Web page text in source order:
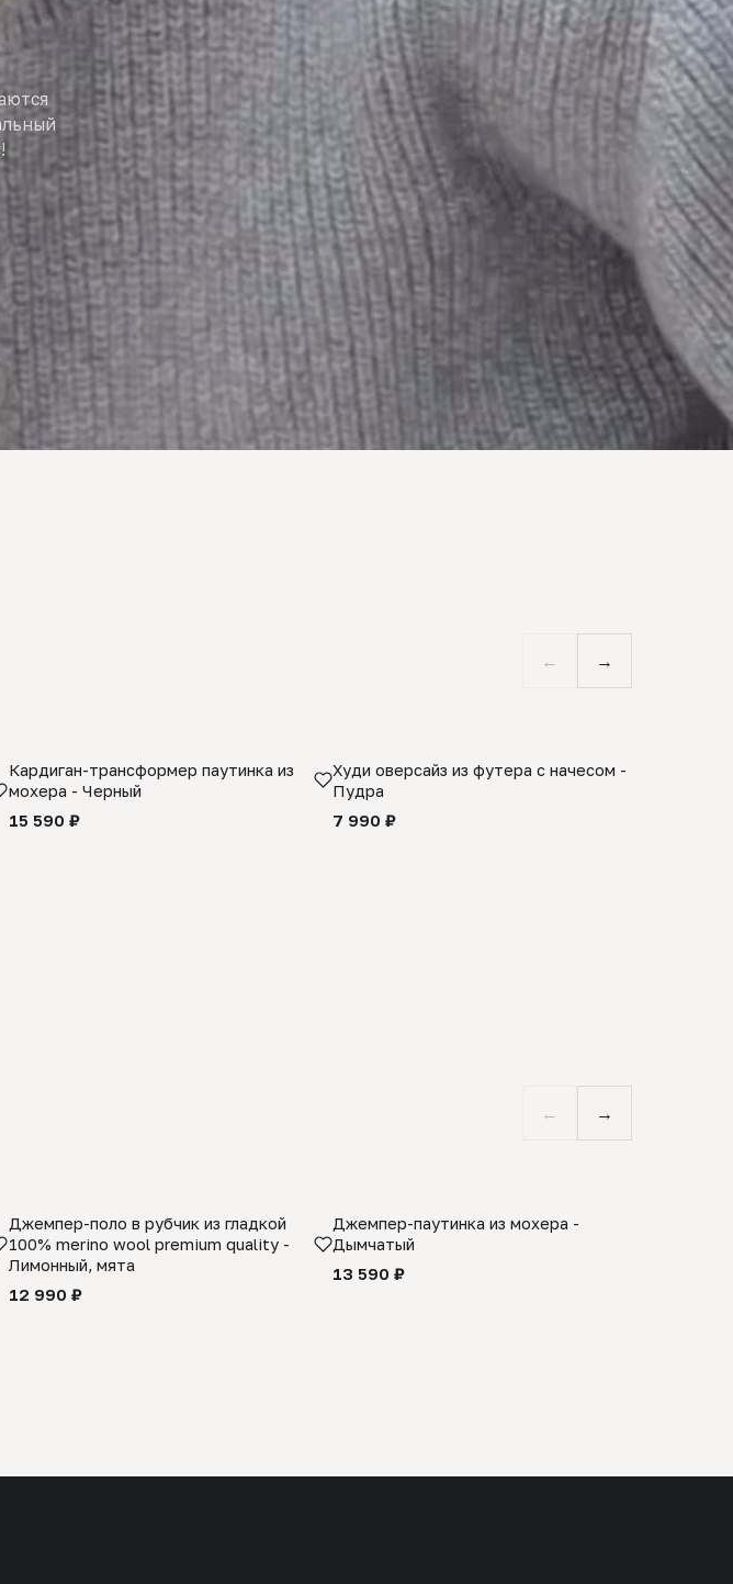
← →
Кардиган-трансформер паутинка из
мохера - Черный
15 590 ₽
Худи оверсайз из футера с начесом -
Пудра
7 990 ₽
← →
Джемпер-поло в рубчик из гладкой
100% merino wool premium quality -
Лимонный, мята
12 990 ₽
Джемпер-паутинка из мохера -
Дымчатый
13 590 ₽